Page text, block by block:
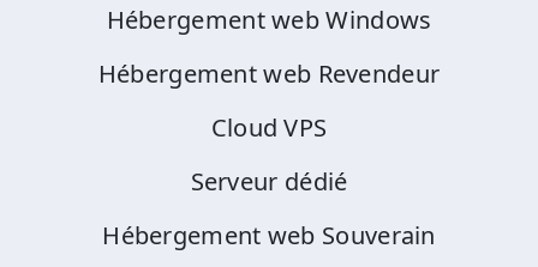
Hébergement web Windows
Hébergement web Revendeur
Cloud VPS
Serveur dédié
Hébergement web Souverain